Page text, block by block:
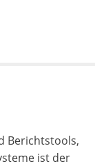
Berichtstools,
ist der